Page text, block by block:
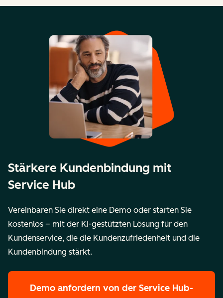
Stärkere Kundenbindung mit
Service Hub
Vereinbaren Sie direkt eine Demo oder starten Sie
kostenlos – mit der KI-gestützten Lösung für den
Kundenservice, die die Kundenzufriedenheit und die
Kundenbindung stärkt.
Demo anfordern von der Service Hub-